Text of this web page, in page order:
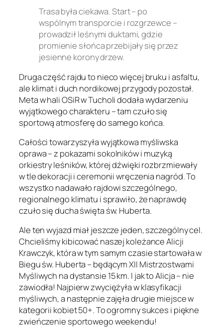
Trasa była ciekawa. Start – po
wspólnym transporcie i rozgrzewce –
prowadził leśnymi duktami, gdzie
promienie słońca przebijały się przez
jesienne korony drzew.
Druga część rajdu to nieco więcej bruku i asfaltu,
ale klimat i duch nordikowej przygody pozostał.
Meta w hali OSiR w Tucholi dodała wydarzeniu
wyjątkowego charakteru – tam czuło się
sportową atmosferę do samego końca.
Całości towarzyszyła wyjątkowa myśliwska
oprawa – z pokazami sokolników i muzyką
orkiestry leśników, której dźwięki rozbrzmiewały
w tle dekoracji i ceremonii wręczenia nagród. To
wszystko nadawało rajdowi szczególnego,
regionalnego klimatu i sprawiło, że naprawdę
czuło się ducha święta św. Huberta.
Ale ten wyjazd miał jeszcze jeden, szczególny cel.
Chcieliśmy kibicować naszej koleżance Alicji
Krawczyk, która w tym samym czasie startowała w
Biegu św. Huberta – będącym XII Mistrzostwami
Myśliwych na dystansie 15 km. I jak to Alicja – nie
zawiodła! Najpierw zwyciężyła w klasyfikacji
myśliwych, a następnie zajęła drugie miejsce w
kategorii kobiet 50+. To ogromny sukces i piękne
zwieńczenie sportowego weekendu!